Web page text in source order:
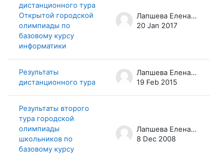
дистанционного тура
Открытой городской
олимпиады по
базовому курсу
информатики
Лапшева Елена Евгеньевна
20 Jan 2017
Результаты
дистанционного тура
Лапшева Елена Евгеньевна
19 Feb 2015
Результаты второго
тура городской
олимпиады
школьников по
базовому курсу
Лапшева Елена Евгеньевна
8 Dec 2008